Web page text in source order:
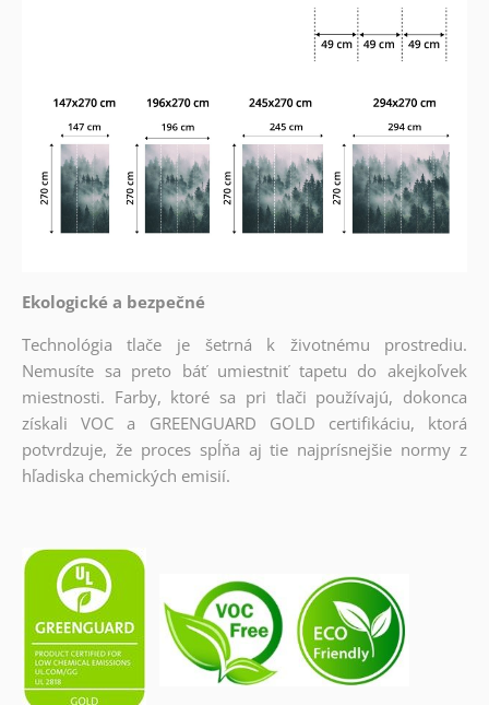
Ekologické a bezpečné
Technológia tlače je šetrná k životnému prostrediu.
Nemusíte sa preto báť umiestniť tapetu do akejkoľvek
miestnosti. Farby, ktoré sa pri tlači používajú, dokonca
získali VOC a GREENGUARD GOLD certifikáciu, ktorá
potvrdzuje, že proces spĺňa aj tie najprísnejšie normy z
hľadiska chemických emisií.